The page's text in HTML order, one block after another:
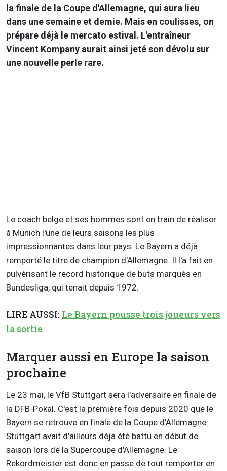
la finale de la Coupe d'Allemagne, qui aura lieu
dans une semaine et demie. Mais en coulisses, on
prépare déjà le mercato estival. L'entraîneur
Vincent Kompany aurait ainsi jeté son dévolu sur
une nouvelle perle rare.
Le coach belge et ses hommes sont en train de réaliser
à Munich l'une de leurs saisons les plus
impressionnantes dans leur pays. Le Bayern a déjà
remporté le titre de champion d'Allemagne. Il l'a fait en
pulvérisant le record historique de buts marqués en
Bundesliga, qui tenait depuis 1972.
LIRE AUSSI: Le Bayern pousse trois joueurs vers
la sortie
Marquer aussi en Europe la saison
prochaine
Le 23 mai, le VfB Stuttgart sera l'adversaire en finale de
la DFB-Pokal. C'est la première fois depuis 2020 que le
Bayern se retrouve en finale de la Coupe d'Allemagne.
Stuttgart avait d'ailleurs déjà été battu en début de
saison lors de la Supercoupe d'Allemagne. Le
Rekordmeister est donc en passe de tout remporter en